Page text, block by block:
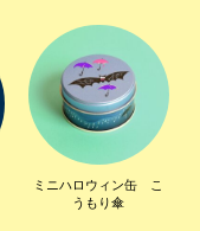
ミニハロウィン缶 こ
うもり傘